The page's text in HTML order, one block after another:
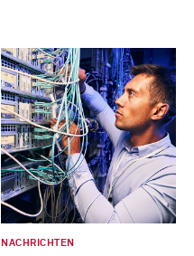
NACHRICHTEN